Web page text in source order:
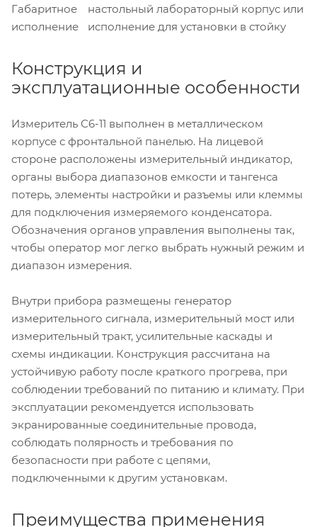
Габаритное
исполнение
настольный лабораторный корпус или
исполнение для установки в стойку
Конструкция и
эксплуатационные особенности
Измеритель С6-11 выполнен в металлическом
корпусе с фронтальной панелью. На лицевой
стороне расположены измерительный индикатор,
органы выбора диапазонов емкости и тангенса
потерь, элементы настройки и разъемы или клеммы
для подключения измеряемого конденсатора.
Обозначения органов управления выполнены так,
чтобы оператор мог легко выбрать нужный режим и
диапазон измерения.
Внутри прибора размещены генератор
измерительного сигнала, измерительный мост или
измерительный тракт, усилительные каскады и
схемы индикации. Конструкция рассчитана на
устойчивую работу после краткого прогрева, при
соблюдении требований по питанию и климату. При
эксплуатации рекомендуется использовать
экранированные соединительные провода,
соблюдать полярность и требования по
безопасности при работе с цепями,
подключенными к другим установкам.
Преимущества применения